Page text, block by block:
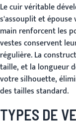
Le cuir véritable
s'assouplit et épouse
main renforcent les
vestes conservent
régulière. La
taille, et la longueur
votre silhouette,
des tailles standard.
TYPES DE